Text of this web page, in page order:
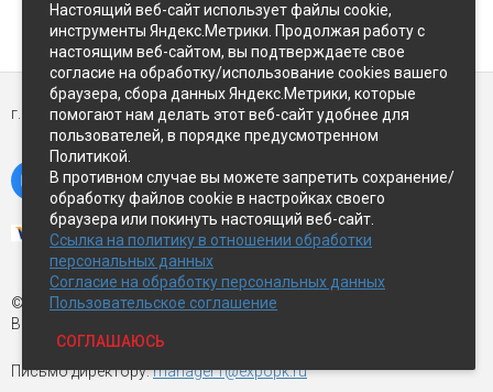
Показать ещё
г. Петропавловск-Камчатский,ул Восточное-шоссе, д.5
© Экспострой, 2026 г.
Все права защищены
Письмо директору:manager1@expopk.ru
Настоящий веб-сайт использует файлы cookie,
инструменты Яндекс.Метрики. Продолжая работу с
настоящим веб-сайтом, вы подтверждаете свое
согласие на обработку/использование cookies вашего
браузера, сбора данных Яндекс.Метрики, которые
помогают нам делать этот веб-сайт удобнее для
пользователей, в порядке предусмотренном
Политикой.
В противном случае вы можете запретить сохранение/
обработку файлов cookie в настройках своего
браузера или покинуть настоящий веб-сайт.
Ссылка на политику в отношении обработки
персональных данных
Согласие на обработку персональных данных
Пользовательское соглашение
СОГЛАШАЮСЬ